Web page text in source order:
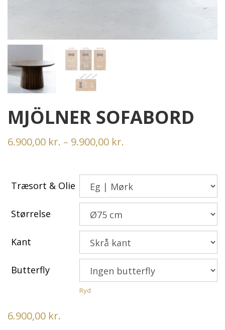
MJÖLNER SOFABORD
6.900,00 kr. – 9.900,00 kr.
til
9.900,00 kr.
Træsort & Olie
Størrelse
Kant
Butterfly
Ryd
6.900,00 kr.